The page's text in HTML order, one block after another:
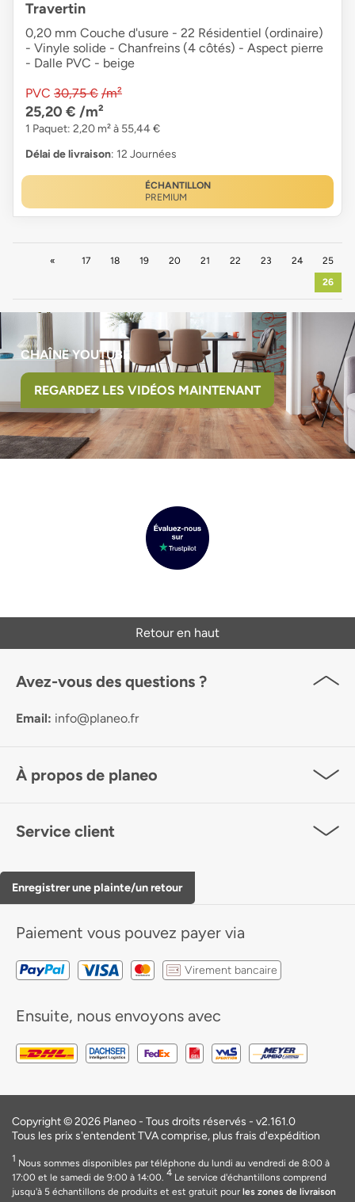
Travertin
0,20 mm Couche d'usure - 22 Résidentiel (ordinaire)
- Vinyle solide - Chanfreins (4 côtés) - Aspect pierre
- Dalle PVC - beige
PVC 30,75 € /m²
25,20 € /m²
1 Paquet: 2,20 m² à 55,44 €
Délai de livraison: 12 Journées
ÉCHANTILLON
PREMIUM
Précédent
17 18 19 20 21 22 23 24
25
26
CHAÎNE YOUTUBE
REGARDEZ LES VIDÉOS MAINTENANT
Retour en haut
Avez-vous des questions ?
Email: info@planeo.fr
À propos de planeo
Service client
Enregistrer une plainte/un retour
Paiement vous pouvez payer via
Virement bancaire
Ensuite, nous envoyons avec
Copyright © 2026 Planeo - Tous droits réservés - v2.161.0
Tous les prix s'entendent TVA comprise, plus frais d'expédition
1 Nous sommes disponibles par téléphone du lundi au vendredi de 8:00 à
17:00 et le samedi de 9:00 à 14:00. 4 Le service d'échantillons comprend
jusqu'à 5 échantillons de produits et est gratuit pour les zones de livraison